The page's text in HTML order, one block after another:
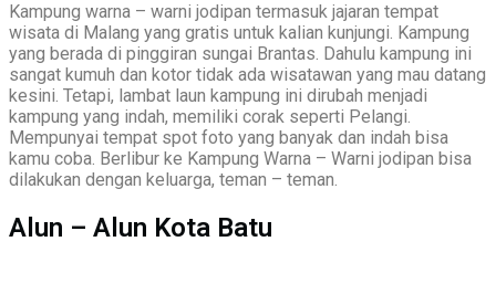
Kampung warna – warni jodipan termasuk jajaran tempat
wisata di Malang yang gratis untuk kalian kunjungi. Kampung
yang berada di pinggiran sungai Brantas. Dahulu kampung ini
sangat kumuh dan kotor tidak ada wisatawan yang mau datang
kesini. Tetapi, lambat laun kampung ini dirubah menjadi
kampung yang indah, memiliki corak seperti Pelangi.
Mempunyai tempat spot foto yang banyak dan indah bisa
kamu coba. Berlibur ke Kampung Warna – Warni jodipan bisa
dilakukan dengan keluarga, teman – teman.
Alun – Alun Kota Batu